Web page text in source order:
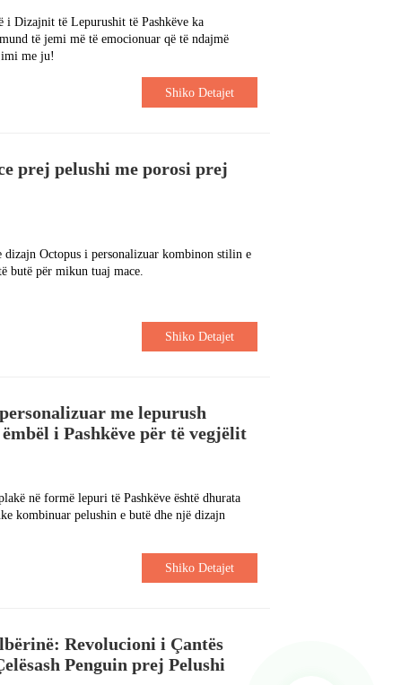
i Dizajnit të Lepurushit të Pashkëve ka
të jemi më të emocionuar që të ndajmë
me ju!
Shiko Detajet
prej pelushi me porosi prej
dizajn Octopus i personalizuar kombinon stilin e
butë për mikun tuaj mace.
Shiko Detajet
me lepurush
i Pashkëve për të vegjëlit
në formë lepuri të Pashkëve është dhurata
kombinuar pelushin e butë dhe një dizajn
Shiko Detajet
Revolucioni i Çantës
Penguin prej Pelushi